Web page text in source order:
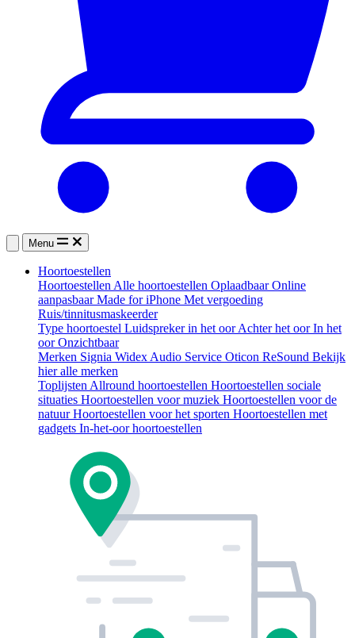
Menu
Hoortoestellen
HoortoestellenAlle hoortoestellen OplaadbaarOnline
aanpasbaarMade for iPhone Met vergoeding
Ruis/tinnitusmaskeerder
Type hoortoestel Luidspreker in het oorAchter het oorIn het
oorOnzichtbaar
Merken Signia WidexAudio Service Oticon ReSound Bekijk
hier alle merken
ToplijstenAllround hoortoestellen Hoortoestellen sociale
situaties Hoortoestellen voor muziek Hoortoestellen voor de
natuurHoortoestellen voor het sporten Hoortoestellen met
gadgets In-het-oor hoortoestellen